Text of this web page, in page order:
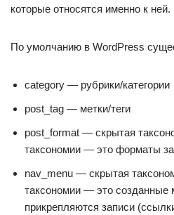
которые относятся именно к ней.
По умолчанию в WordPress
category — рубрики/категории
post_tag — метки/теги
post_format — скрытая
таксономии — это форматы
nav_menu — скрытая
таксономии — это созданные
прикрепляются записи